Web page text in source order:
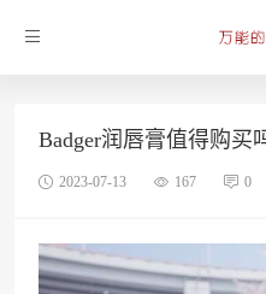
Badger润唇膏值得购买
2023-07-13 167 0